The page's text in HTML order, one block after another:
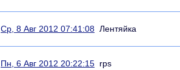
Ср, 8 Авг 2012 07:41:08 Лентяйка
Пн, 6 Авг 2012 20:22:15 rps